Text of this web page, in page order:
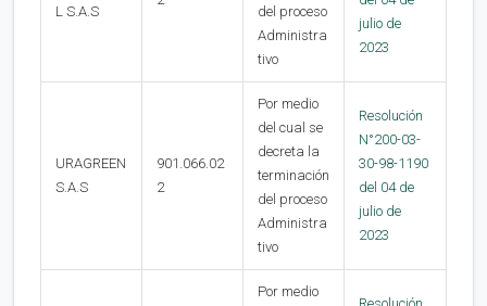
L S.A.S
del proceso
Administra
tivo
julio de
2023
URAGREEN
S.A.S
901.066.02
2
Por medio
del cual se
decreta la
terminación
del proceso
Administra
tivo
Resolución
N°200-03-
30-98-1190
del 04 de
julio de
2023
Por medio